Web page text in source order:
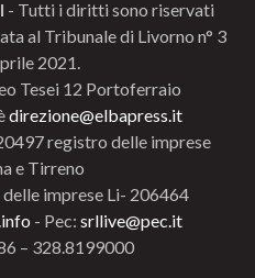
- Tutti i diritti sono riservati
al Tribunale di Livorno n° 3
2021.
Tesei 12 Portoferraio
direzione@elbapress.it
registro delle imprese
e Tirreno
imprese Li- 206464
- Pec: srllive@pec.it
– 328.8199000